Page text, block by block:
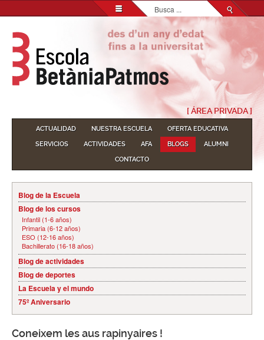
Buscar...
[ ÁREA PRIVADA ]
ACTUALIDAD NUESTRA ESCUELA
OFERTA EDUCATIVA
SERVICIOS
ACTIVIDADES AFA BLOGS
ALUMNI
CONTACTO
Blog de la Escuela
Blog de los cursos
Infantil (1-6 años)
Primaria (6-12 años)
ESO (12-16 años)
Bachillerato (16-18 años)
Blog de actividades
Blog de deportes
La Escuela y el mundo
75º Aniversario
Coneixem les aus rapinyaires !